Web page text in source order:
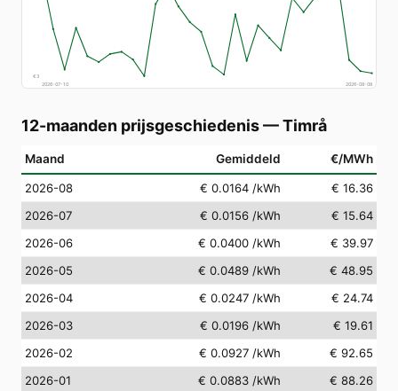
€3
2026-07-10
2026-08-08
12-maanden prijsgeschiedenis—Timrå
Maand Gemiddeld €/MWh
2026-08 € 0.0164 /kWh
€ 16.36
2026-07
€ 0.0156 /kWh
€ 15.64
2026-06
€ 0.0400 /kWh
€ 39.97
2026-05
€ 0.0489 /kWh
€ 48.95
2026-04
€ 0.0247 /kWh
€ 24.74
2026-03
€ 0.0196 /kWh
€ 19.61
2026-02
€ 0.0927 /kWh
€ 92.65
2026-01
€ 0.0883 /kWh
€ 88.26